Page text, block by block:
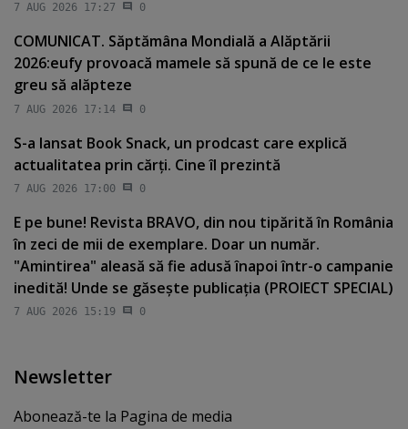
7 AUG 2026 17:27 0
COMUNICAT. Săptămâna Mondială a Alăptării
2026:eufy provoacă mamele să spună de ce le este
greu să alăpteze
7 AUG 2026 17:14 0
S-a lansat Book Snack, un prodcast care explică
actualitatea prin cărţi. Cine îl prezintă
7 AUG 2026 17:00 0
E pe bune! Revista BRAVO, din nou tipărită în România
în zeci de mii de exemplare. Doar un număr.
"Amintirea" aleasă să fie adusă înapoi într-o campanie
inedită! Unde se găseşte publicaţia (PROIECT SPECIAL)
7 AUG 2026 15:19 0
Newsletter
Abonează-te la Pagina de media